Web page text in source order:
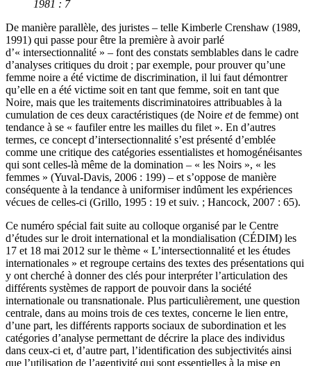
1981 : 7
De manière parallèle, des juristes – telle Kimberle Crenshaw (1989,
1991) qui passe pour être la première à avoir parlé
d’« intersectionnalité » – font des constats semblables dans le cadre
d’analyses critiques du droit ; par exemple, pour prouver qu’une
femme noire a été victime de discrimination, il lui faut démontrer
qu’elle en a été victime soit en tant que femme, soit en tant que
Noire, mais que les traitements discriminatoires attribuables à la
cumulation de ces deux caractéristiques (de Noire etde femme) ont
tendance à se « faufiler entre les mailles du filet ». En d’autres
termes, ce concept d’intersectionnalité s’est présenté d’emblée
comme une critique des catégories essentialistes et homogénéisantes
qui sont celles-là même de la domination – « les Noirs », « les
femmes » (Yuval-Davis, 2006 : 199) – et s’oppose de manière
conséquente à la tendance à uniformiser indûment les expériences
vécues de celles-ci (Grillo, 1995 : 19 et suiv. ; Hancock, 2007 : 65).
Ce numéro spécial fait suite au colloque organisé par le Centre
d’études sur le droit international et la mondialisation (CÉDIM) les
17 et 18 mai 2012 sur le thème « L’intersectionnalité et les études
internationales » et regroupe certains des textes des présentations qui
y ont cherché à donner des clés pour interpréter l’articulation des
différents systèmes de rapport de pouvoir dans la société
internationale ou transnationale. Plus particulièrement, une question
centrale, dans au moins trois de ces textes, concerne le lien entre,
d’une part, les différents rapports sociaux de subordination et les
catégories d’analyse permettant de décrire la place des individus
dans ceux-ci et, d’autre part, l’identification des subjectivités ainsi
que l’utilisation de l’agentivité qui sont essentielles à la mise en